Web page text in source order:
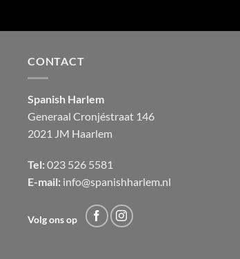
CONTACT
Spanish Harlem
Generaal Cronjéstraat 146
2021 JM Haarlem
Tel: 023 526 5581
E-mail: info@spanishharlem.nl
Volg ons op